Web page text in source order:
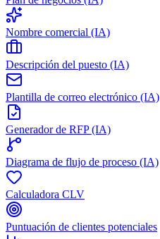
Nombre comercial (IA)
Descripción del puesto (IA)
Plantilla de correo electrónico (IA)
Generador de RFP (IA)
Diagrama de flujo de proceso (IA)
Calculadora CLV
Puntuación de clientes potenciales